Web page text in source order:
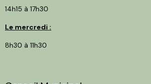
14h15 à 17h30
Le mercredi :
8h30 à 11h30